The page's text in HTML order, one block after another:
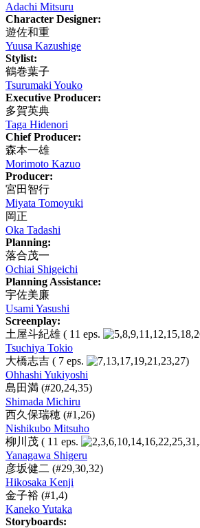
Adachi Mitsuru
Character Designer:
遊佐和重
Yuusa Kazushige
Stylist:
鶴巻葉子
Tsurumaki Youko
Executive Producer:
多賀英典
Taga Hidenori
Chief Producer:
森本一雄
Morimoto Kazuo
Producer:
宮田智行
Miyata Tomoyuki
岡正
Oka Tadashi
Planning:
落合茂一
Ochiai Shigeichi
Planning Assistance:
宇佐美廉
Usami Yasushi
Screenplay:
土屋斗紀雄 ( 11 eps.
Tsuchiya Tokio
大橋志吉 ( 7 eps.
)
Ohhashi Yukiyoshi
島田満 (#20,24,35)
Shimada Michiru
西久保瑞穂 (#1,26)
Nishikubo Mitsuho
柳川茂 ( 11 eps.
Yanagawa Shigeru
彦坂健二 (#29,30,32)
Hikosaka Kenji
金子裕 (#1,4)
Kaneko Yutaka
Storyboards: